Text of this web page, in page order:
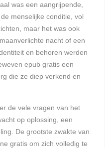
was een aangrijpende,
menselijke conditie, vol
maar het was ook
nacht of een
en behoren werden
epub gratis een
die ze diep verkend en
de vele vragen van het
op oplossing, een
De grootste zwakte van
gratis om zich volledig te